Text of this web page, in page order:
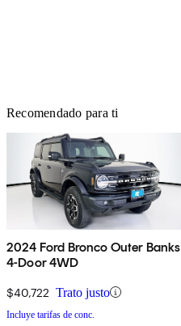
Recomendado para ti
2024 Ford Bronco Outer Banks
4-Door 4WD
$40,722 Trato justo
Incluye tarifas de conc.